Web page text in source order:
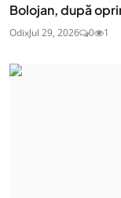
Bolojan, după
OdixJul 29, 2026 0 1